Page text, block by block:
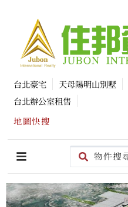
台北豪宅 天母陽明山別墅
台北辦公室租售
地圖快搜